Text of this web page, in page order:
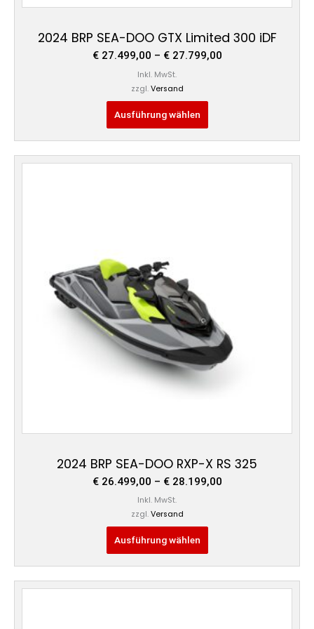
2024 BRP SEA-DOO GTX Limited 300 iDF
€27.499,00 – €27.799,00
Inkl. MwSt.
zzgl. Versand
Ausführung wählen
2024 BRP SEA-DOO RXP-X RS 325
€26.499,00 – €28.199,00
Preisspanne:
Inkl. MwSt.
zzgl. Versand
Ausführung wählen
Dieses
Die
Optionen
können
auf
der
Produktseite
gewählt
werden
Preisspanne:
Dieses